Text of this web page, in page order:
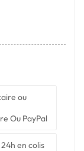
Ou PayPal